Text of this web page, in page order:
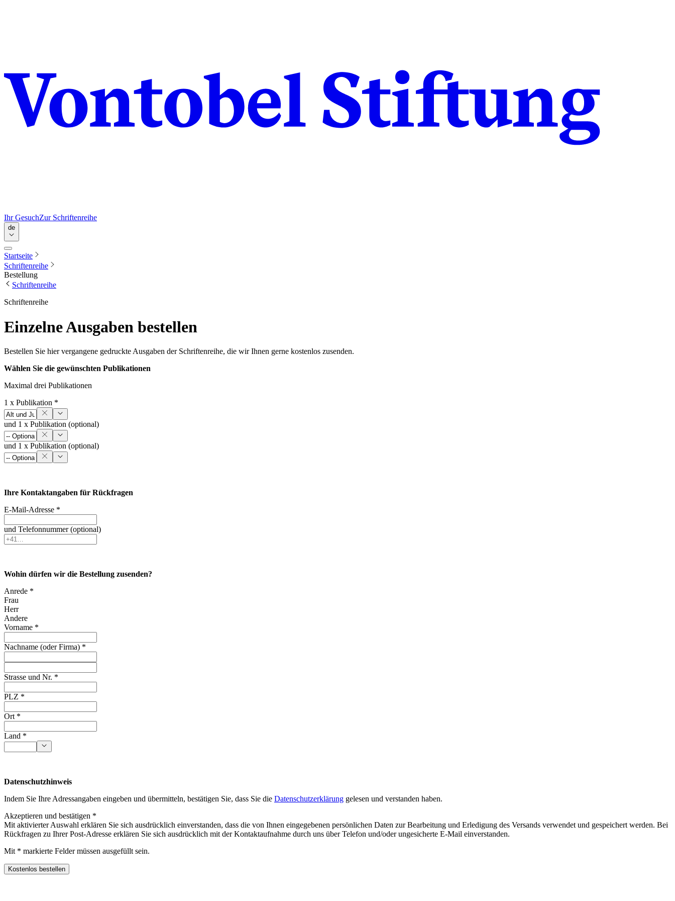
Ihr GesuchZur Schriftenreihe
de
Startseite
Schriftenreihe
Bestellung
Schriftenreihe
Schriftenreihe
Einzelne Ausgaben bestellen
Bestellen Sie hier vergangene gedruckte Ausgaben der Schriftenreihe, die wir Ihnen gerne kostenlos zusenden.
Wählen Sie die gewünschten Publikationen
Maximal drei Publikationen
1 x Publikation *
und 1 x Publikation (optional)
und 1 x Publikation (optional)
Ihre Kontaktangaben für Rückfragen
E-Mail-Adresse *
und Telefonnummer (optional)
Wohin dürfen wir die Bestellung zusenden?
Anrede *
Frau
Herr
Andere
Vorname *
Nachname (oder Firma) *
Strasse und Nr. *
PLZ *
Ort *
Land *
Datenschutzhinweis
Indem Sie Ihre Adressangaben eingeben und übermitteln, bestätigen Sie, dass Sie die Datenschutzerklärung gelesen und verstanden haben.
Akzeptieren und bestätigen *
Mit aktivierter Auswahl erklären Sie sich ausdrücklich einverstanden, dass die von Ihnen eingegebenen persönlichen Daten zur Bearbeitung und Erledigung des Versands verwendet und gespeichert werden. Bei
Rückfragen zu Ihrer Post-Adresse erklären Sie sich ausdrücklich mit der Kontaktaufnahme durch uns über Telefon und/oder ungesicherte E-Mail einverstanden.
Mit * markierte Felder müssen ausgefüllt sein.
Kostenlos bestellen